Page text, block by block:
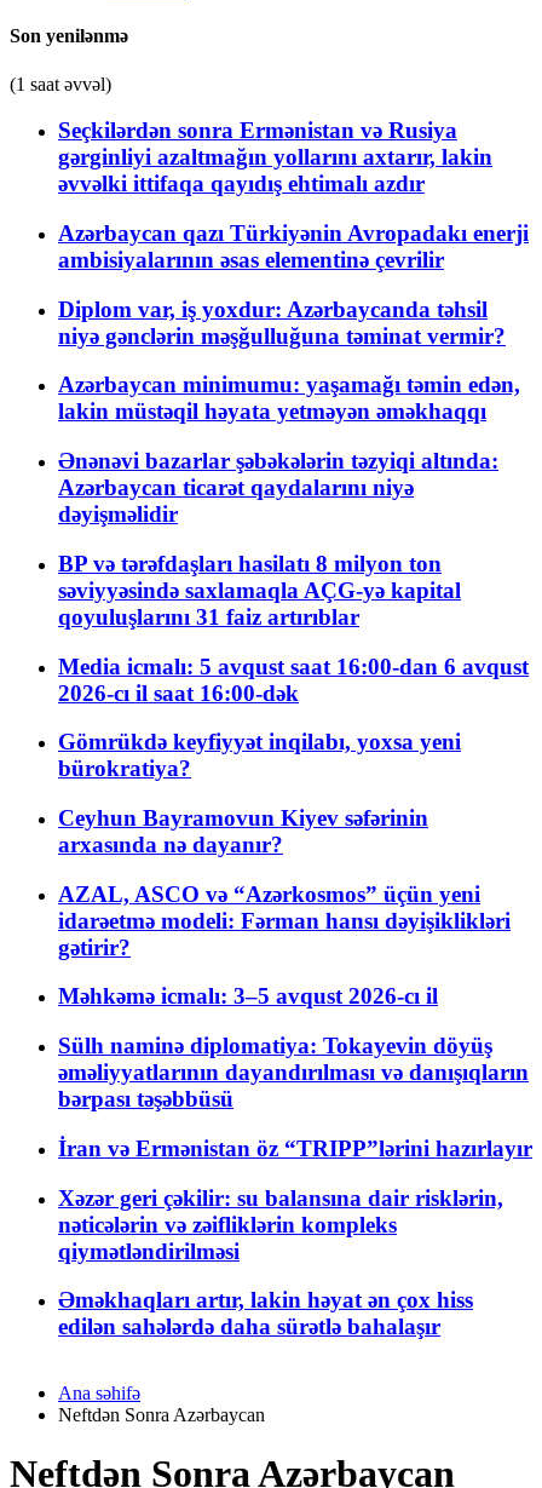
Son yenilənmə
(1 saat əvvəl)
Seçkilərdən sonra Ermənistan və Rusiya
gərginliyi azaltmağın yollarını axtarır, lakin
əvvəlki ittifaqa qayıdış ehtimalı azdır
Azərbaycan qazı Türkiyənin Avropadakı enerji
ambisiyalarının əsas elementinə çevrilir
Diplom var, iş yoxdur: Azərbaycanda təhsil
niyə gənclərin məşğulluğuna təminat vermir?
Azərbaycan minimumu: yaşamağı təmin edən,
lakin müstəqil həyata yetməyən əməkhaqqı
Ənənəvi bazarlar şəbəkələrin təzyiqi altında:
Azərbaycan ticarət qaydalarını niyə
dəyişməlidir
BP və tərəfdaşları hasilatı 8 milyon ton
səviyyəsində saxlamaqla AÇG-yə kapital
qoyuluşlarını 31 faiz artırıblar
Media icmalı: 5 avqust saat 16:00-dan 6 avqust
2026-cı il saat 16:00-dək
Gömrükdə keyfiyyət inqilabı, yoxsa yeni
bürokratiya?
Ceyhun Bayramovun Kiyev səfərinin
arxasında nə dayanır?
AZAL, ASCO və “Azərkosmos” üçün yeni
idarəetmə modeli: Fərman hansı dəyişiklikləri
gətirir?
Məhkəmə icmalı: 3–5 avqust 2026-cı il
Sülh naminə diplomatiya: Tokayevin döyüş
əməliyyatlarının dayandırılması və danışıqların
bərpası təşəbbüsü
İran və Ermənistan öz “TRIPP”lərini hazırlayır
Xəzər geri çəkilir: su balansına dair risklərin,
nəticələrin və zəifliklərin kompleks
qiymətləndirilməsi
Əməkhaqları artır, lakin həyat ən çox hiss
edilən sahələrdə daha sürətlə bahalaşır
Ana səhifə
Neftdən Sonra Azərbaycan
Neftdən Sonra Azərbaycan